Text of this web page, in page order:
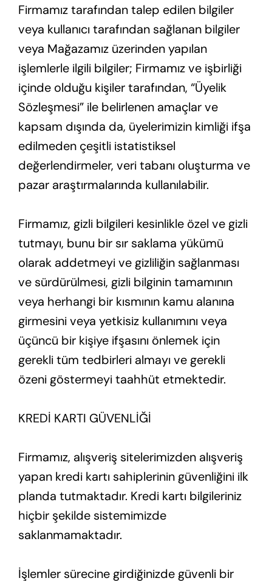
Firmamız tarafından talep edilen bilgiler
veya kullanıcı tarafından sağlanan bilgiler
veya Mağazamız üzerinden yapılan
işlemlerle ilgili bilgiler; Firmamız ve işbirliği
içinde olduğu kişiler tarafından, “Üyelik
Sözleşmesi” ile belirlenen amaçlar ve
kapsam dışında da, üyelerimizin kimliği ifşa
edilmeden çeşitli istatistiksel
değerlendirmeler, veri tabanı oluşturma ve
pazar araştırmalarında kullanılabilir.
Firmamız, gizli bilgileri kesinlikle özel ve gizli
tutmayı, bunu bir sır saklama yükümü
olarak addetmeyi ve gizliliğin sağlanması
ve sürdürülmesi, gizli bilginin tamamının
veya herhangi bir kısmının kamu alanına
girmesini veya yetkisiz kullanımını veya
üçüncü bir kişiye ifşasını önlemek için
gerekli tüm tedbirleri almayı ve gerekli
özeni göstermeyi taahhüt etmektedir.
KREDİ KARTI GÜVENLİĞİ
Firmamız, alışveriş sitelerimizden alışveriş
yapan kredi kartı sahiplerinin güvenliğini ilk
planda tutmaktadır. Kredi kartı bilgileriniz
hiçbir şekilde sistemimizde
saklanmamaktadır.
İşlemler sürecine girdiğinizde güvenli bir